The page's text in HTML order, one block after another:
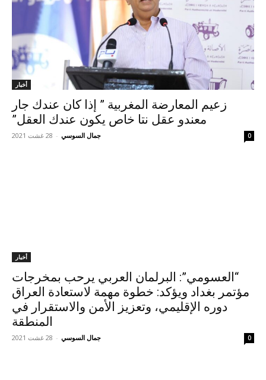
أخبار
زعيم المعارضة المغربية ” إذا كان عندك جار
معندو عقل نتا خاص يكون عندك العقل”
جمال السوسي - 28 غشت 2021 0
أخبار
“العسومي”: البرلمان العربي يرحب بمخرجات
مؤتمر بغداد ويؤكد: خطوة مهمة لاستعادة العراق
دوره الإقليمي، وتعزيز الأمن والاستقرار في
المنطقة
جمال السوسي - 28 غشت 2021 0